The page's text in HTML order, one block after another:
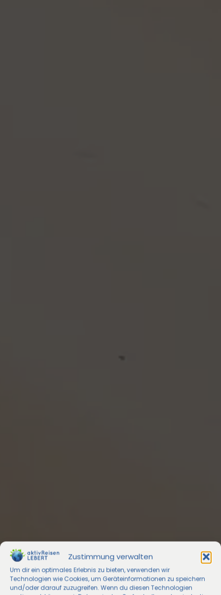
Zustimmung verwalten
Um dir ein optimales Erlebnis zu bieten, verwenden wir
Technologien wie Cookies, um Geräteinformationen zu speichern
und/oder darauf zuzugreifen. Wenn du diesen Technologien